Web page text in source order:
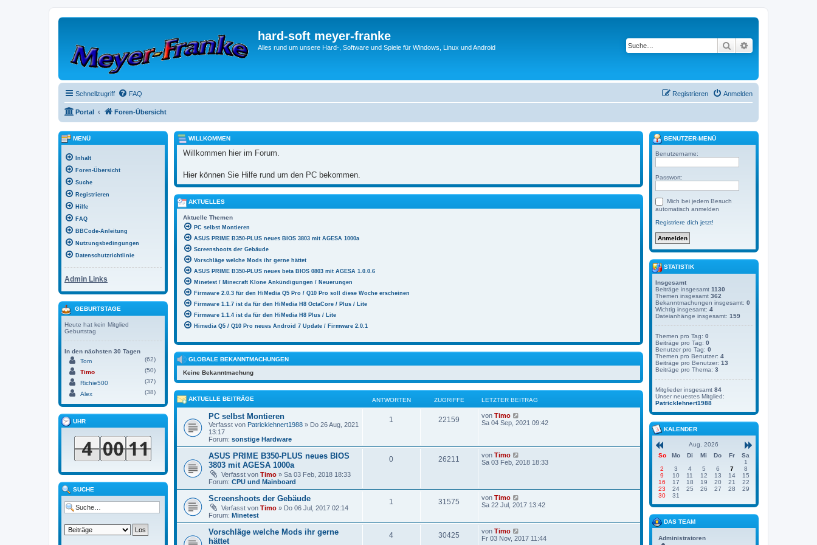
hard-soft meyer-franke
Alles rund um unsere Hard-, Software und Spiele für Windows, Linux und Android Suche
Schnellzugriff FAQ Anmelden
Registrieren
Portal Foren-Übersicht
WILLKOMMEN
Willkommen hier im Forum.
Hier können Sie Hilfe rund um den PC bekommen.
AKTUELLES
Aktuelle Themen
PC selbst Montieren
ASUS PRIME B350-PLUS neues BIOS 3803 mit AGESA 1000a
Screenshoots der Gebäude
Vorschläge welche Mods ihr gerne hättet
ASUS PRIME B350-PLUS neues beta BIOS 0803 mit AGESA 1.0.0.6
Minetest / Minecraft Klone Ankündigungen / Neuerungen
Firmware 2.0.3 für den HiMedia Q5 Pro / Q10 Pro soll diese Woche erscheinen
Firmware 1.1.7 ist da für den HiMedia H8 OctaCore / Plus / Lite
Firmware 1.1.4 ist da für den HiMedia H8 Plus / Lite
Himedia Q5 / Q10 Pro neues Android 7 Update / Firmware 2.0.1
GLOBALE BEKANNTMACHUNGEN
Keine Bekanntmachung
AKTUELLE BEITRÄGE ANTWORTEN ZUGRIFFE LETZTER BEITRAG
PC selbst Montieren
Verfasst von Patricklehnert1988 » Do 26 Aug, 2021
13:17
Forum: sonstige Hardware
1 22159 von Timo
e
e
r
i
r
a
Sa 04 Sep, 2021 09:42
ASUS PRIME B350-PLUS neues BIOS
3803 mit AGESA 1000a
Verfasst von Timo » Sa 03 Feb, 2018 18:33
Forum: CPU und Mainboard
0 26211 von Timo
e
t
r
t
r
Sa 03 Feb, 2018 18:33
Screenshoots der Gebäude
Verfasst von Timo » Do 06 Jul, 2017 02:14
Forum: Minetest
1 31575 von Timo
e
s
e
Sa 22 Jul, 2017 13:42
Vorschläge welche Mods ihr gerne
hättet
4 30425 von Timo
e
Fr 03 Nov, 2017 11:44
MENÜ
Inhalt
Foren-Übersicht
Suche
Registrieren
Hilfe
FAQ
BBCode-Anleitung
Nutzungsbedingungen
Datenschutzrichtlinie
Admin Links
GEBURTSTAGE
Heute hat kein Mitglied
Geburtstag
In den nächsten 30 Tagen
Tom
(62)
Timo
(50)
Richie500
(37)
Alex
(38)
UHR
SUCHE
BENUTZER-MENÜ
Benutzername:
Passwort:
Mich bei jedem Besuch
automatisch anmelden
Registriere dich jetzt!
STATISTIK
Insgesamt
Beiträge insgesamt 1130
Themen insgesamt 362
Bekanntmachungen insgesamt: 0
Wichtig insgesamt: 4
Dateianhänge insgesamt: 159
Themen pro Tag: 0
Beiträge pro Tag: 0
Benutzer pro Tag: 0
Themen pro Benutzer: 4
Beiträge pro Benutzer: 13
Beiträge pro Thema: 3
Mitglieder insgesamt 84
Unser neuestes Mitglied:
Patricklehnert1988
KALENDER
Aug. 2026
So
Mo Di Mi Do Fr
Sa
1
2
3 4 5 6 7
8
9
10 11 12 13 14
15
16
17 18 19 20 21
22
23
24 25 26 27 28
29
30
31
DAS TEAM
Administratoren